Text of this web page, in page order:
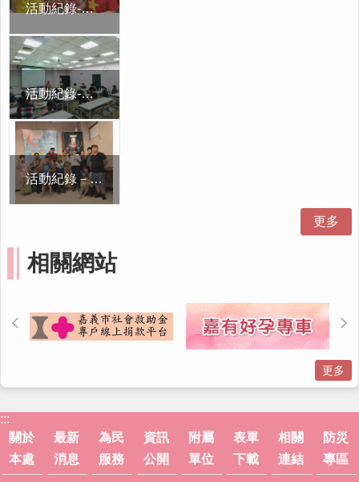
活動紀錄-在嘉義發聲｜用音樂說出你的故事
活動紀錄-在嘉義發聲｜用音樂說出你的故事
活動紀錄－今嘉有新思異國風情特展主題日｜作伙來！泰瘋鬼面
更多
相關網站
更多
:::
關於
本處
最新
消息
為民
服務
資訊
公開
附屬
單位
表單
下載
相關
連結
防災
專區